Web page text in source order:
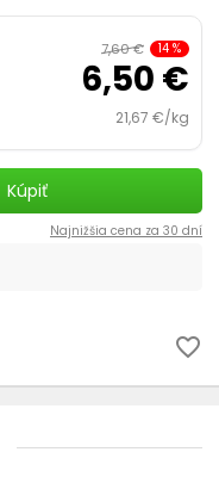
7,60 € 14 %
6,50 €
21,67 €/kg
Kúpiť
Najnižšia cena za 30 dní
favorite_border